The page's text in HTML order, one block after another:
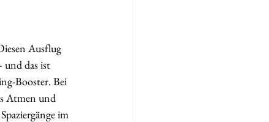
Ausflug
und das ist
Booster. Bei
Atmen und
im